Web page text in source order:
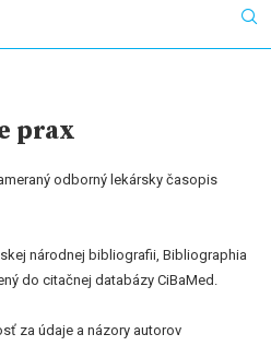
prax
odborný lekársky časopis
národnej bibliografii, Bibliographia
do citačnej databázy CiBaMed.
za údaje a názory autorov